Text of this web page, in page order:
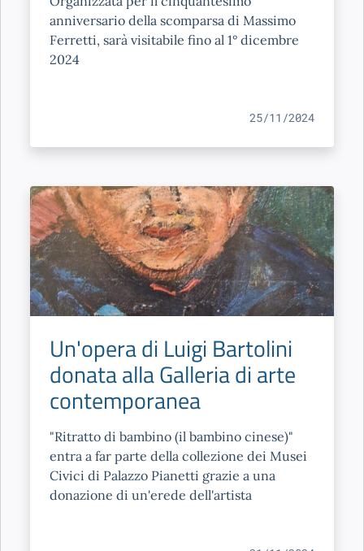
anniversario della scomparsa di Massimo
Ferretti, sarà visitabile fino al 1° dicembre
2024
25/11/2024
Un'opera di Luigi Bartolini
donata alla Galleria di arte
contemporanea
"Ritratto di bambino (il bambino cinese)"
entra a far parte della collezione dei Musei
Civici di Palazzo Pianetti grazie a una
donazione di un'erede dell'artista